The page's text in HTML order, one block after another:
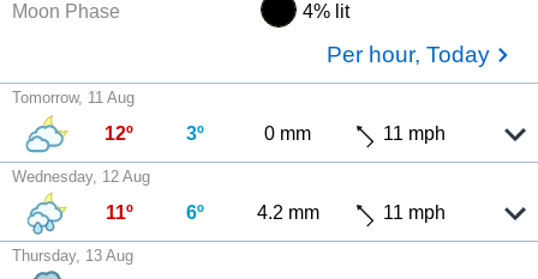
Moon Phase
4% lit
Per hour, Today
Tomorrow, 11 Aug
12º 3º 0 mm 11 mph
Wednesday, 12 Aug
11º 6º 4.2 mm 11 mph
Thursday, 13 Aug